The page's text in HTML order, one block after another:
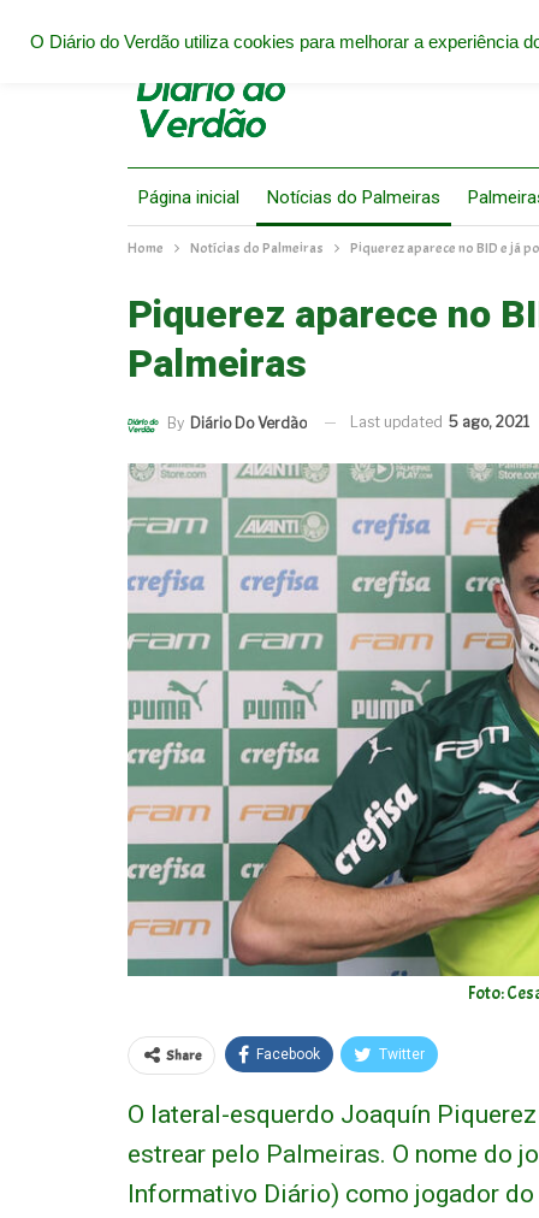
Página inicial Notícias do Palmeiras
Home Notícias do Palmeiras Piquerez aparece no BID e já
Piquerez aparece no
Palmeiras
By Diário Do Verdão Last updated 5 ago, 2021
Foto:
Share Facebook Twitter
O lateral-esquerdo Joaquín
estrear pelo Palmeiras. O nome do
Informativo Diário) como jogador
O Diário do Verdão utiliza cookies para melhorar a experiência